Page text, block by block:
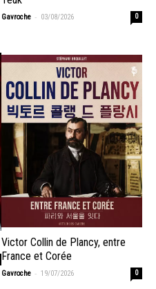
Gavroche - 03/08/2026 0
Victor Collin de Plancy, entre
France et Corée
Gavroche - 19/07/2026 0